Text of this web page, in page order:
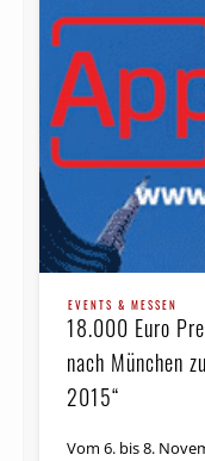
EVENTS & MESSEN
18.000 Euro
nach München
2015“
Vom 6. bis 8.